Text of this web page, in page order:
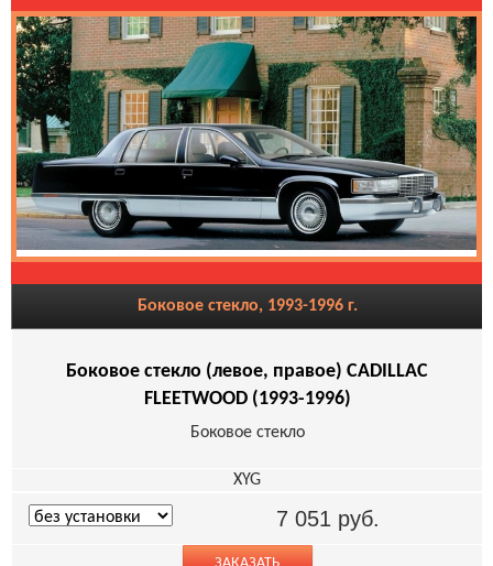
Боковое стекло, 1993-1996 г.
Боковое стекло (левое, правое) CADILLAC
FLEETWOOD (1993-1996)
Боковое стекло
XYG
7 051руб.